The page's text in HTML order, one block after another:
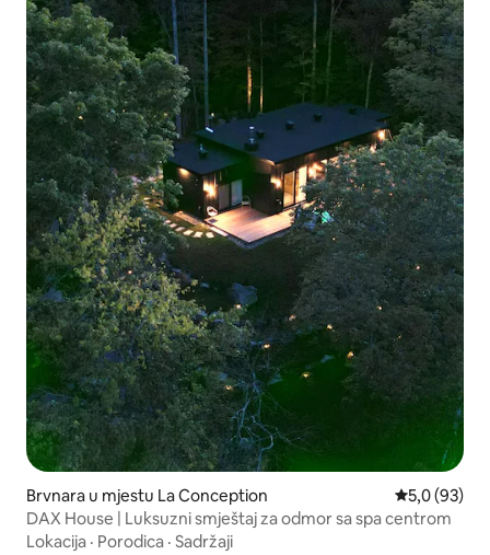
Brvnara u mjestu La Conception prosječna
5,0 (93)
DAX House | Luksuzni smještaj za odmor sa spa centrom
Lokacija · Porodica · Sadržaji